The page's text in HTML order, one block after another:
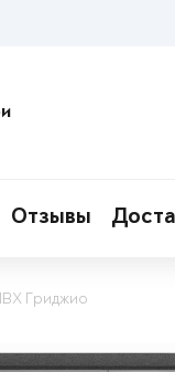
Отзывы
Гриджио